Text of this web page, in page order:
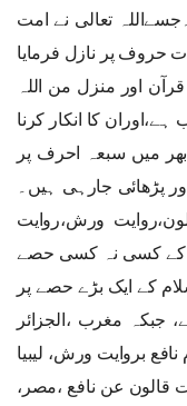
تعالی نے امت
پر نازل فرمایا
اور منزل من اللہ
کا انکار کرنا
میں سبعہ احرف پر
پڑھائی جارہی ہیں۔
ورش،روایت
کے کسی نہ کسی حصے
کے ایک بڑے حصے پر
مغرب ،الجزائر
بروایت ورش، لیبیا
قالون عن نافع ،مصر،